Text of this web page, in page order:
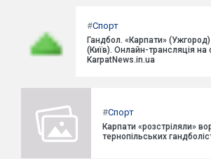
#Спорт
Гандбол. «Карпати»
(Київ). Онлайн-трансляція на
KarpatNews.in.ua
#Спорт
Карпати «розстріляли»
тернопільських